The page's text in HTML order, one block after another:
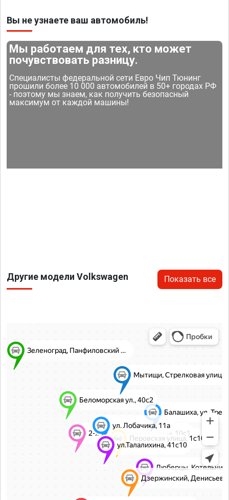
Вы не узнаете ваш автомобиль!
Мы работаем для тех, кто может
почувствовать разницу.
Специалисты федеральной сети Евро Чип Тюнинг
прошили более 10 000 автомобилей в 50+ городах РФ
- поэтому мы знаем, как получить безопасный
максимум от каждой машины!
Другие модели Volkswagen Показать все